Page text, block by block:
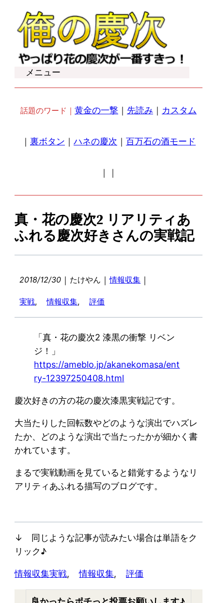
メニュー
話題のワード｜ 黄金の一撃 ｜ 先読み ｜ カスタム
｜ 裏ボタン ｜ ハネの慶次 ｜ 百万石の酒モード
｜ ｜
真・花の慶次2 リアリティあ
ふれる慶次好きさんの実戦記
2018/12/30 ｜ たけやん ｜情報収集 ｜
実戦, 情報収集, 評価
「真・花の慶次2 漆黒の衝撃 リベン
ジ！」
https://ameblo.jp/akanekomasa/ent
ry-12397250408.html
慶次好きの方の花の慶次漆黒実戦記です。
大当たりした回転数やどのような演出でハズレ
たか、どのような演出で当たったかが細かく書
かれています。
まるで実戦動画を見ていると錯覚するようなリ
アリティあふれる描写のブログです。
↓ 同じような記事が読みたい場合は単語をク
リック♪
情報収集実戦, 情報収集, 評価